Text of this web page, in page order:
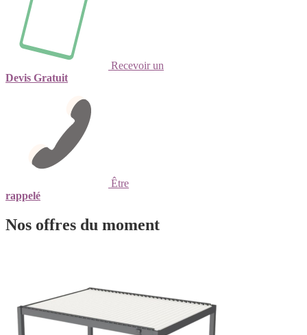
Recevoir un
Devis Gratuit
Être
rappelé
Nos offres du moment